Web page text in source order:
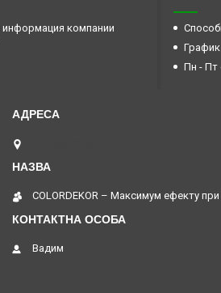
информация компании
Пн - Пт
COLORDEKOR – Максимум ефекту при
Вадим